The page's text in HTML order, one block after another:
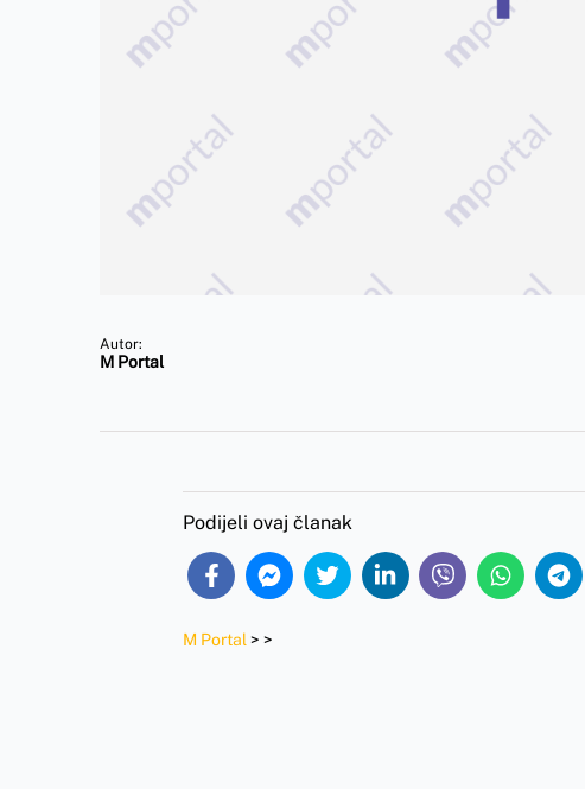
Autor:
M Portal
Podijeli ovaj članak
M Portal > >